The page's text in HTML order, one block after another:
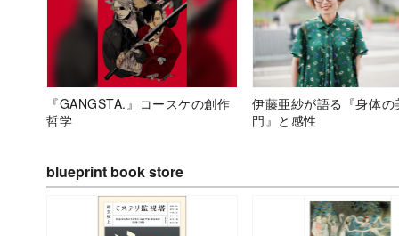
『GANGSTA.』コースケの創作
哲学
伊藤亜紗が語る『身体の
門』と感性
blueprint book store